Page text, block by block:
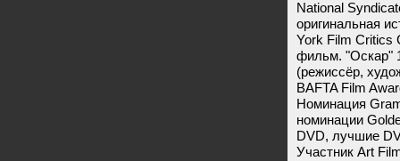
National
оригинальная
York Film Critics
фильм. "Оскар"
(режиссёр,
BAFTA Film
Номинация
номинации
DVD, лучшие
Участник Art